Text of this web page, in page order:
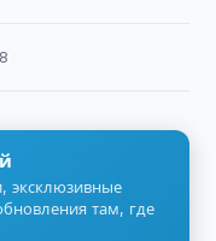
эксклюзивные
там, где